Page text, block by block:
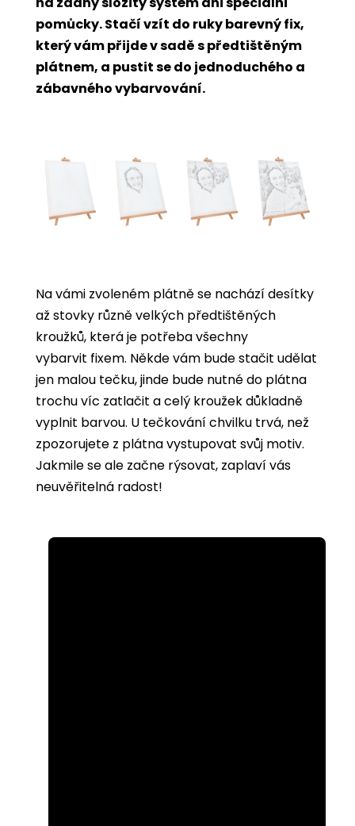
pomůcky. Stačí vzít do ruky barevný fix,
který vám přijde v sadě s předtištěným
plátnem, a pustit se do jednoduchého a
zábavného vybarvování.
Na vámi zvoleném plátně se nachází desítky
až stovky různě velkých předtištěných
kroužků, která je potřeba všechny
vybarvit fixem. Někde vám bude stačit udělat
jen malou tečku, jinde bude nutné do plátna
trochu víc zatlačit a celý kroužek důkladně
vyplnit barvou. U tečkování chvilku trvá, než
zpozorujete z plátna vystupovat svůj motiv.
Jakmile se ale začne rýsovat, zaplaví vás
neuvěřitelná radost!